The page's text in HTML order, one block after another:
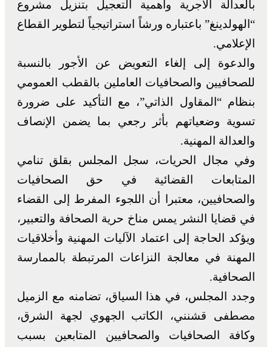
بالعدالة الأجرية وأهمية التعجيل بتنزيل مشروع
“الهولدينغ” باعتباره ورشاً استراتيجياً لتطوير القطاع
الإعلامي.
والدعوة إلى إلغاء التعويض عن الأجور بالنسبة
للصحافيين والصحافيات العاملين بالقطب العمومي
بنظام “المقاول الذاتي”، مع التأكيد على ضرورة
تسوية وضعياتهم بأثر رجعي بما يضمن الإنصاف
والعدالة المهنية.
وفي مجال الحريات، سجل المجلس بقلق تنامي
المتابعات القضائية في حق الصحافيات
والصحافيين، معتبرا أن اللجوء المفرط إلى القضاء
في قضايا النشر يمس مناخ حرية الصحافة والتعبير،
ويؤكد الحاجة إلى اعتماد الآليات المهنية وأخلاقيات
المهنة في معالجة النزاعات المرتبطة بالممارسة
الصحافية.
وجدد المجلس، في هذا السياق، تضامنه مع الزميل
مصطفى قشنني، الكاتب الجهوي لجهة الشرق،
وكافة الصحافيات والصحافيين المتابعين بسبب